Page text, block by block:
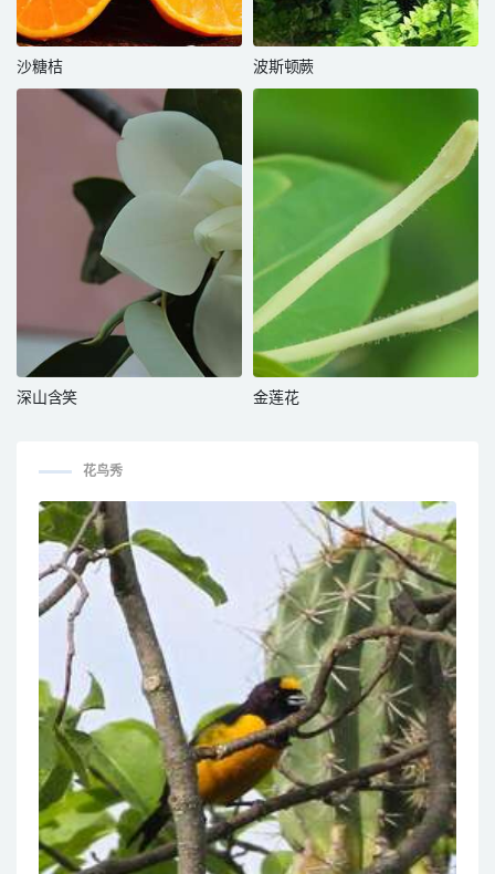
沙糖桔 波斯顿蕨
深山含笑 金莲花
花鸟秀